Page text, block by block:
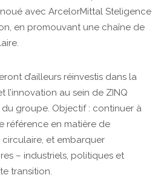
avec ArcelorMittal Steligence
en promouvant une chaîne de
d’ailleurs réinvestis dans la
l’innovation au sein de ZINQ
du groupe. Objectif : continuer à
référence en matière de
et embarquer
– industriels, politiques et
transition.